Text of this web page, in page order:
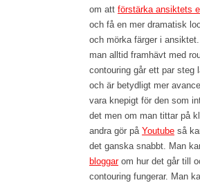
om att förstärka ansiktets
och få en mer dramatisk
och mörka färger i
man alltid framhävt med
contouring går ett par steg
och är betydligt mer
vara knepigt för den som
det men om man tittar på
andra gör på Youtube så
det ganska snabbt. Man
bloggarom hur det går till
contouring fungerar. Man